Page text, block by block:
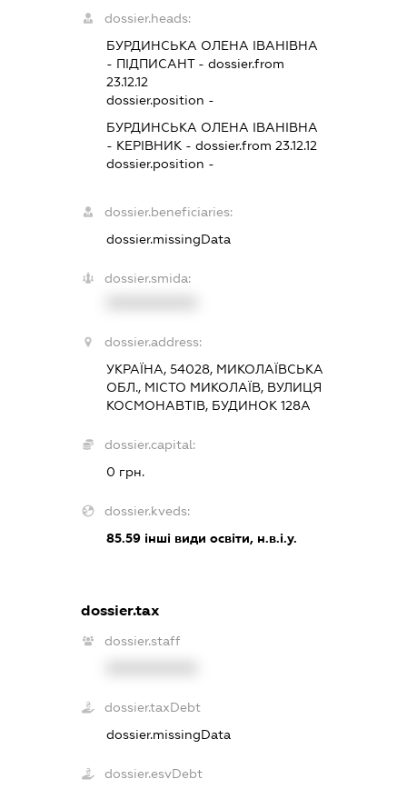
dossier.heads:
БУРДИНСЬКА ОЛЕНА ІВАНІВНА
- ПІДПИСАНТ- dossier.from
23.12.12
dossier.position -
БУРДИНСЬКА ОЛЕНА ІВАНІВНА
- КЕРІВНИК - dossier.from 23.12.12
dossier.position -
dossier.beneficiaries:
dossier.missingData
dossier.smida:
dossier.address:
УКРАЇНА, 54028, МИКОЛАЇВСЬКА
ОБЛ., МІСТО МИКОЛАЇВ, ВУЛИЦЯ
КОСМОНАВТІВ, БУДИНОК 128А
dossier.capital:
0 грн.
dossier.kveds:
85.59інші види освіти, н.в.і.у.
dossier.tax
dossier.staff
dossier.taxDebt
dossier.missingData
dossier.esvDebt